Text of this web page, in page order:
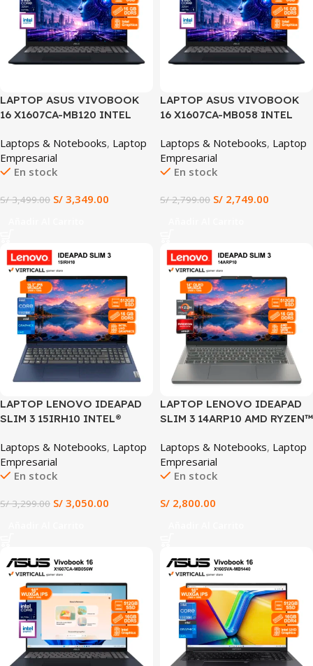
LAPTOP ASUS VIVOBOOK
16 X1607CA-MB120 INTEL
RAM 512GB SSD 16″ WUXGA
IPS WINDOWS 11 AZUL
(X1607CA-MB120)
Laptops & Notebooks, Laptop
Empresarial
En stock
S/3,499.00 S/ 3,349.00
LAPTOP ASUS VIVOBOOK
16 X1607CA-MB058 INTEL
RAM 512GB SSD INTEL
GRAPHICS 16″ FHD IPS 60HZ
WINDOWS 11 AZUL
Laptops & Notebooks, Laptop
Empresarial
En stock
S/2,799.00 S/ 2,749.00
SALE
LAPTOP LENOVO IDEAPAD
SLIM 3 15IRH10 INTEL®
DDR5, 512GB SSD, INTEL
UHD GRAPHICS, 15.3″
WUXGA IPS 60HZ,
PREINSTALADO (15IRH10)
Laptops & Notebooks, Laptop
Empresarial
En stock
S/3,299.00 S/ 3,050.00
LAPTOP LENOVO IDEAPAD
SLIM 3 14ARP10 AMD RYZEN™
512GB SSD AMD RADEON™
680M 14″ WUXGA OLED
WINDOWS 11 PRE-
Laptops & Notebooks, Laptop
Empresarial
En stock
S/ 2,800.00
SALE